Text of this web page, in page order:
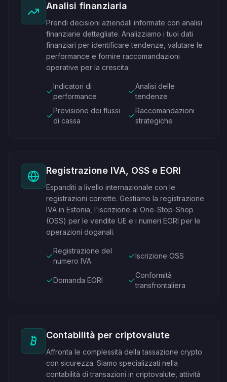
Analisi finanziaria
Prendi decisioni aziendali informate con analisi
finanziarie dettagliate. Analizziamo i tuoi dati
finanziari per identificare tendenze, valutare le
performance e fornire raccomandazioni
operative per la crescita.
Indicatori di
performance
Analisi delle
tendenze
Previsione dei flussi
di cassa
Raccomandazioni
strategiche
Registrazione IVA, OSS e EORI
Espanditi a livello internazionale con le
registrazioni corrette. Gestiamo la registrazione
IVA in Estonia, l'iscrizione al One-Stop-Shop
(OSS) per le vendite UE e i numeri EORI per le
operazioni doganali.
Registrazione del
numero IVA
Iscrizione OSS
Domanda EORI
Conformità
transfrontaliera
Contabilità per criptovalute
Affronta le complessità della tassazione crypto
con sicurezza. Siamo specializzati nella
contabilità di transazioni in criptovalute, attività